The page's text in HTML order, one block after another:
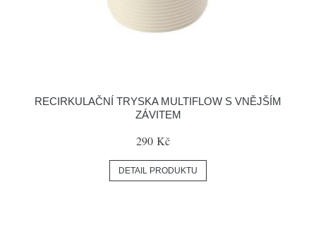
RECIRKULAČNÍ TRYSKA MULTIFLOW S VNĚJŠÍM
ZÁVITEM
290 Kč
DETAIL PRODUKTU